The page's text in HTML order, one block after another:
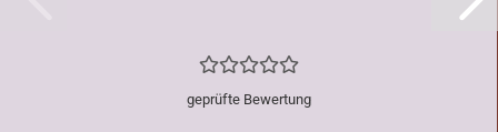
geprüfte Bewertung